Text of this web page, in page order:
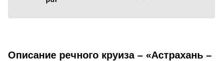
Описание речного круиза – «Астрахань –